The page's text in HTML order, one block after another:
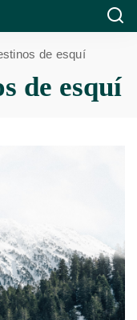
de esquí
de esquí